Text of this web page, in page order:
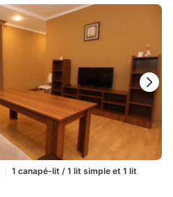
1 canapé-lit / 1 lit simple et 1 lit